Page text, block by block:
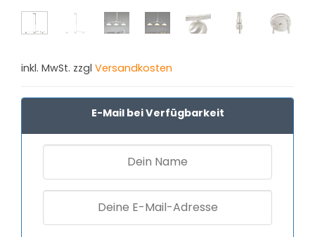
inkl. MwSt. zzgl Versandkosten
E-Mail bei Verfügbarkeit